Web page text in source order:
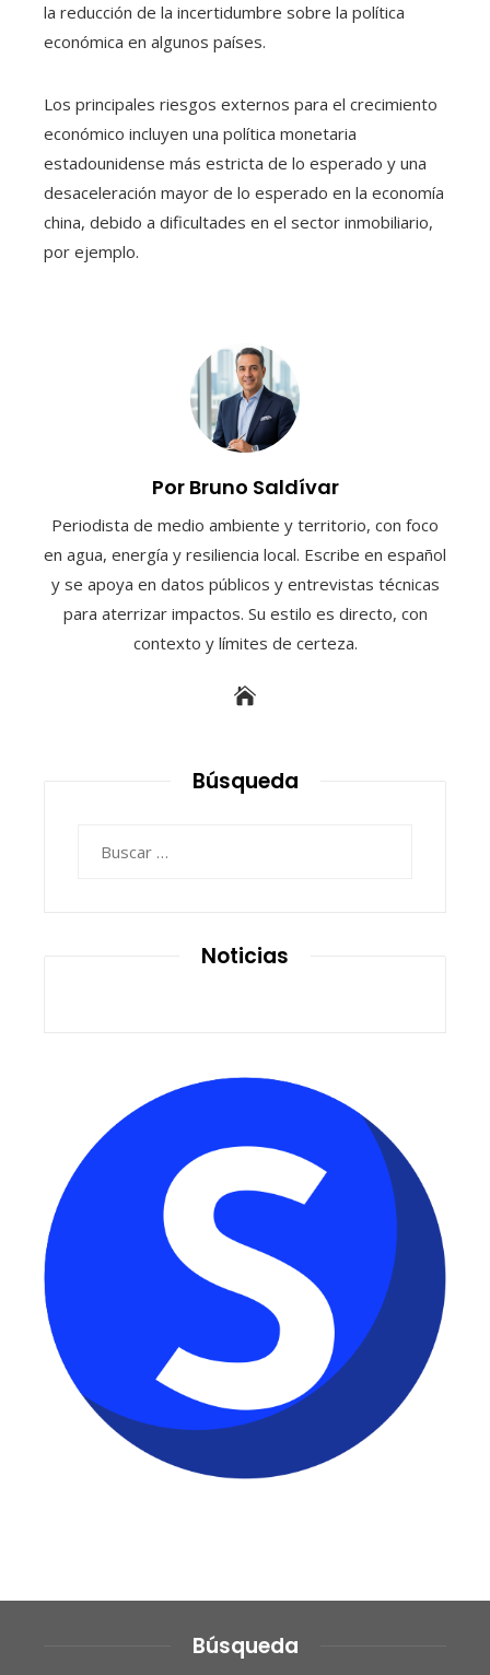
la reducción de la incertidumbre sobre la política
económica en algunos países.
Los principales riesgos externos para el crecimiento
económico incluyen una política monetaria
estadounidense más estricta de lo esperado y una
desaceleración mayor de lo esperado en la economía
china, debido a dificultades en el sector inmobiliario,
por ejemplo.
Por Bruno Saldívar
Periodista de medio ambiente y territorio, con foco
en agua, energía y resiliencia local. Escribe en español
y se apoya en datos públicos y entrevistas técnicas
para aterrizar impactos. Su estilo es directo, con
contexto y límites de certeza.
Búsqueda
Noticias
Búsqueda